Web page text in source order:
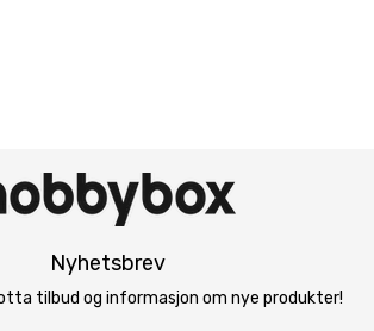
Nyhetsbrev
tilbud og informasjon om nye produkter!